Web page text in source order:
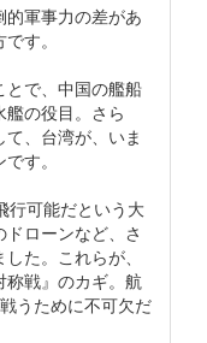
的軍事力の差があ
す。
とで、中国の艦船
の役目。さら
、台湾が、いま
す。
行可能だという大
ローンなど、さ
た。これらが、
称戦』のカギ。航
うために不可欠だ